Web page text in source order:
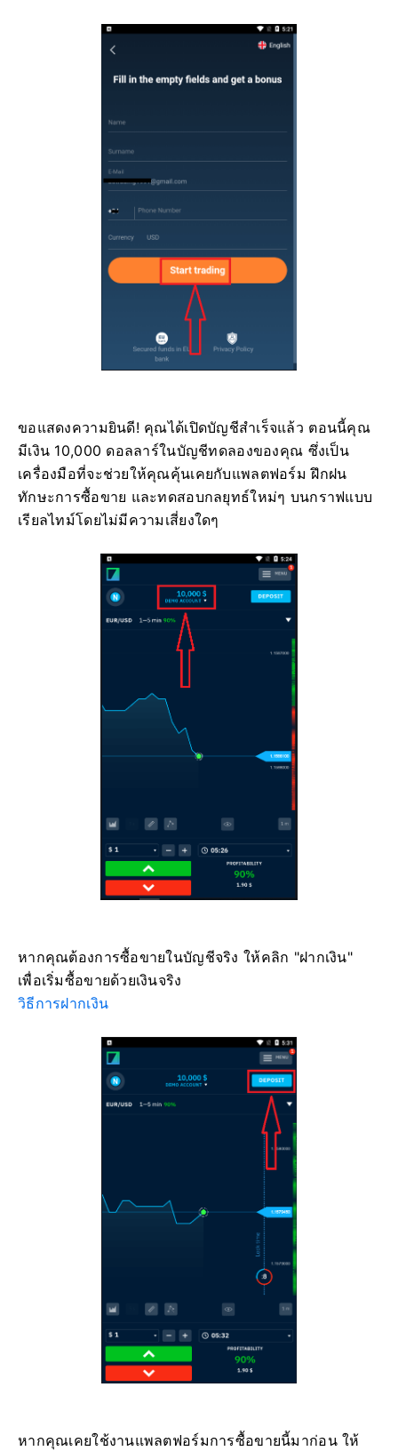
ขอแสดงความยินดี! คุณได้เปิดบัญชีสำเร็จแล้ว ตอนนี้คุณ
มีเงิน 10,000 ดอลลาร์ในบัญชีทดลองของคุณ ซึ่งเป็น
เครื่องมือที่จะช่วยให้คุณคุ้นเคยกับแพลตฟอร์ม ฝึกฝน
ทักษะการซื้อขาย และทดสอบกลยุทธ์ใหม่ๆ บนกราฟแบบ
เรียลไทม์โดยไม่มีความเสี่ยงใดๆ
หากคุณต้องการซื้อขายในบัญชีจริง ให้คลิก "ฝากเงิน"
เพื่อเริ่มซื้อขายด้วยเงินจริง
วิธีการฝากเงิน
หากคุณเคยใช้งานแพลตฟอร์มการซื้อขายนี้มาก่อน ให้